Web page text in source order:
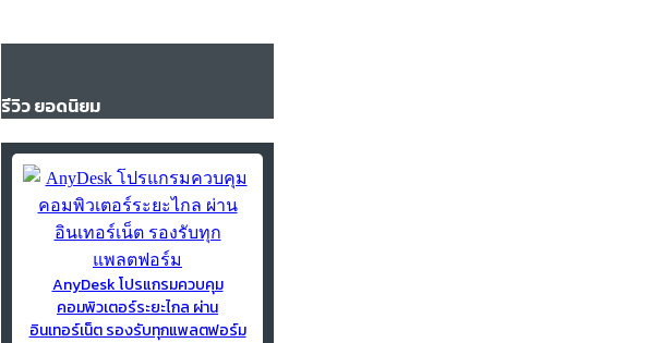
รีวิว ยอดนิยม
AnyDesk โปรแกรมควบคุม
คอมพิวเตอร์ระยะไกล ผ่าน
อินเทอร์เน็ต รองรับทุกแพลตฟอร์ม